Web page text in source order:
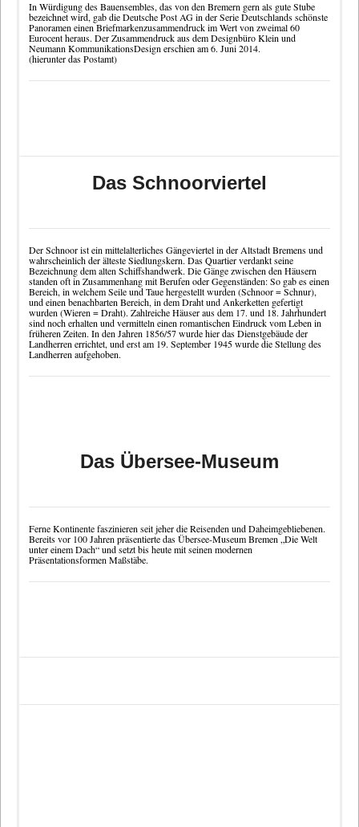
In Würdigung des Bauensembles, das von den Bremern gern als gute Stube
bezeichnet wird, gab dieDeutsche Post AGin der Serie Deutschlands schönste
Panoramen einen Briefmarkenzusammendruck im Wert von zweimal 60
Eurocent heraus. Der Zusammendruck aus dem Designbüro Klein und
Neumann KommunikationsDesign erschien am 6. Juni 2014.
(hierunter das Postamt)
Das Schnoorviertel
Der Schnoor ist ein mittelalterliches Gängeviertel in der Altstadt Bremens und
wahrscheinlich der älteste Siedlungskern. Das Quartier verdankt seine
Bezeichnung dem alten Schiffshandwerk. Die Gänge zwischen den Häusern
standen oft in Zusammenhang mit Berufen oder Gegenständen: So gab es einen
Bereich, in welchem Seile und Taue hergestellt wurden (Schnoor = Schnur),
und einen benachbarten Bereich, in dem Draht und Ankerketten gefertigt
wurden (Wieren = Draht). Zahlreiche Häuser aus dem 17. und 18. Jahrhundert
sind noch erhalten und vermitteln einen romantischen Eindruck vom Leben in
früheren Zeiten. In den Jahren 1856/57 wurde hier das Dienstgebäude der
Landherren errichtet, und erst am 19. September 1945 wurde die Stellung des
Landherren aufgehoben.
Das Übersee-Museum
Ferne Kontinente faszinieren seit jeher die Reisenden und Daheimgebliebenen.
Bereits vor 100 Jahren präsentierte dasÜbersee-Museum Bremen„Die Welt
unter einem Dach“ und setzt bis heute mit seinen modernen
Präsentationsformen Maßstäbe.